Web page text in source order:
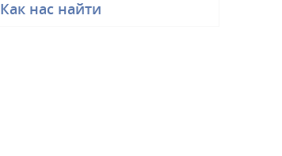
Как нас найти